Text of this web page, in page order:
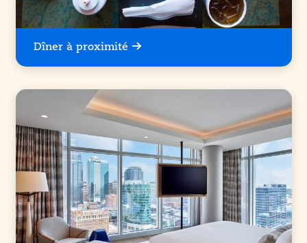
Dîner à proximité